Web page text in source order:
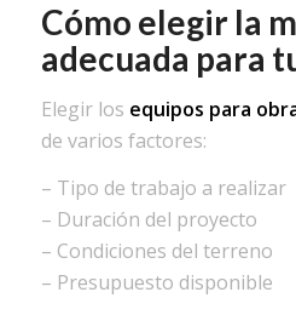
Cómo elegir la
adecuada para
Elegir los equipos para
de varios factores:
– Tipo de trabajo a realizar
– Duración del proyecto
– Condiciones del terreno
– Presupuesto disponible